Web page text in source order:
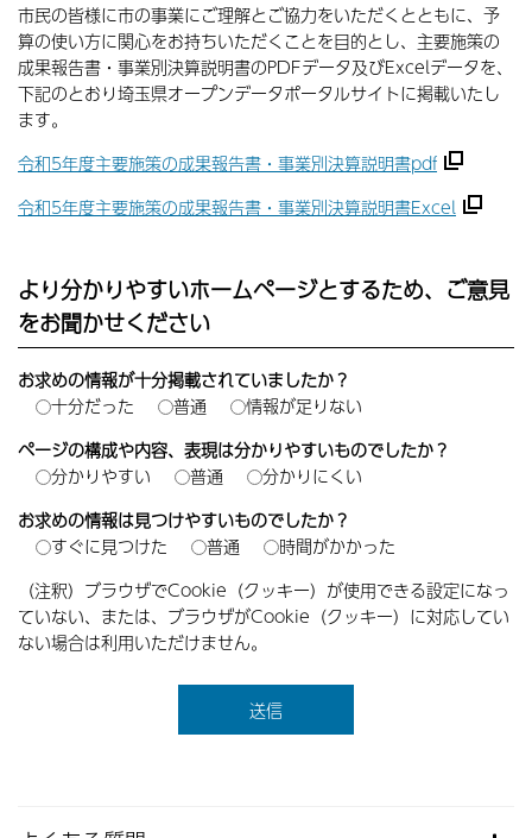
市民の皆様に市の事業にご理解とご協力をいただくとともに、予
算の使い方に関心をお持ちいただくことを目的とし、主要施策の
成果報告書・事業別決算説明書のPDFデータ及びExcelデータを、
下記のとおり埼玉県オープンデータポータルサイトに掲載いたし
ます。
令和5年度主要施策の成果報告書・事業別決算説明書pdf
令和5年度主要施策の成果報告書・事業別決算説明書Excel
より分かりやすいホームページとするため、ご意見
をお聞かせください
お求めの情報が十分掲載されていましたか？
十分だった
普通
情報が足りない
ページの構成や内容、表現は分かりやすいものでしたか？
分かりやすい
普通
分かりにくい
お求めの情報は見つけやすいものでしたか？
すぐに見つけた
普通
時間がかかった
（注釈）ブラウザでCookie（クッキー）が使用できる設定になっ
ていない、または、ブラウザがCookie（クッキー）に対応してい
ない場合は利用いただけません。